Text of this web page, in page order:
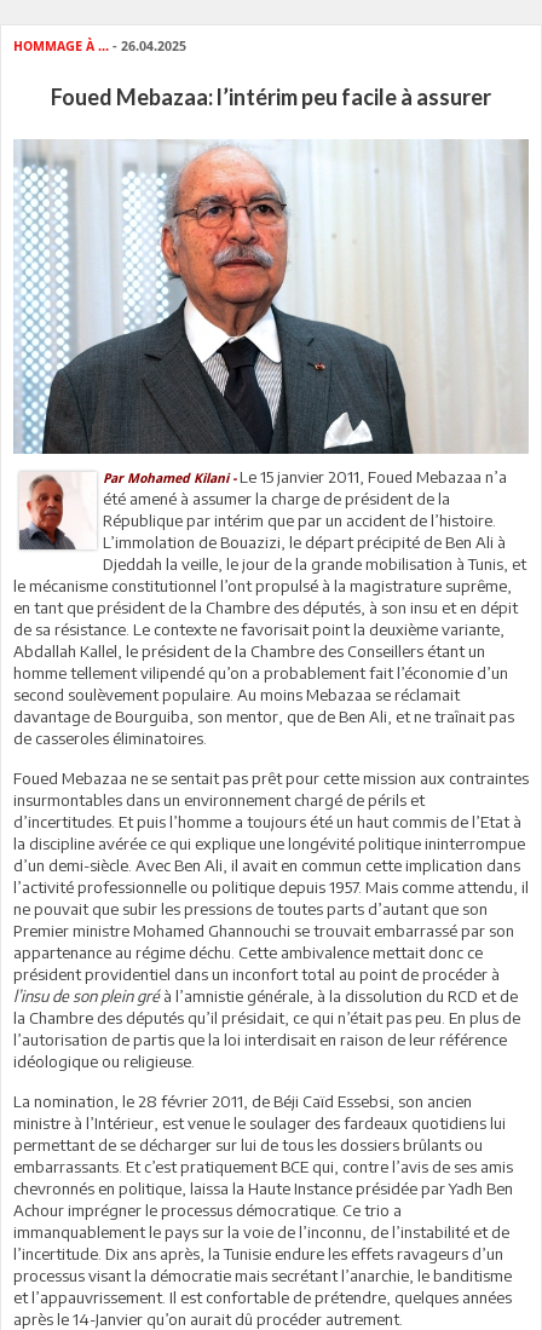
HOMMAGE À ... - 26.04.2025
Foued Mebazaa: l’intérim peu facile à assurer
Par Mohamed Kilani -Le 15 janvier 2011, Foued Mebazaa n’a
été amené à assumer la charge de président de la
République par intérim que par un accident de l’histoire.
L’immolation de Bouazizi, le départ précipité de Ben Ali à
Djeddah la veille, le jour de la grande mobilisation à Tunis, et
le mécanisme constitutionnel l’ont propulsé à la magistrature suprême,
en tant que président de la Chambre des députés, à son insu et en dépit
de sa résistance. Le contexte ne favorisait point la deuxième variante,
Abdallah Kallel, le président de la Chambre des Conseillers étant un
homme tellement vilipendé qu’on a probablement fait l’économie d’un
second soulèvement populaire. Au moins Mebazaa se réclamait
davantage de Bourguiba, son mentor, que de Ben Ali, et ne traînait pas
de casseroles éliminatoires.
Foued Mebazaa ne se sentait pas prêt pour cette mission aux contraintes
insurmontables dans un environnement chargé de périls et
d’incertitudes. Et puis l’homme a toujours été un haut commis de l’Etat à
la discipline avérée ce qui explique une longévité politique ininterrompue
d’un demi-siècle. Avec Ben Ali, il avait en commun cette implication dans
l’activité professionnelle ou politique depuis 1957. Mais comme attendu, il
ne pouvait que subir les pressions de toutes parts d’autant que son
Premier ministre Mohamed Ghannouchi se trouvait embarrassé par son
appartenance au régime déchu. Cette ambivalence mettait donc ce
président providentiel dans un inconfort total au point de procéder à
l’insu de son plein gréà l’amnistie générale, à la dissolution du RCD et de
la Chambre des députés qu’il présidait, ce qui n’était pas peu. En plus de
l’autorisation de partis que la loi interdisait en raison de leur référence
idéologique ou religieuse.
La nomination, le 28 février 2011, de Béji Caïd Essebsi, son ancien
ministre à l’Intérieur, est venue le soulager des fardeaux quotidiens lui
permettant de se décharger sur lui de tous les dossiers brûlants ou
embarrassants. Et c’est pratiquement BCE qui, contre l’avis de ses amis
chevronnés en politique, laissa la Haute Instance présidée par Yadh Ben
Achour imprégner le processus démocratique. Ce trio a
immanquablement le pays sur la voie de l’inconnu, de l’instabilité et de
l’incertitude. Dix ans après, la Tunisie endure les effets ravageurs d’un
processus visant la démocratie mais secrétant l’anarchie, le banditisme
et l’appauvrissement. Il est confortable de prétendre, quelques années
après le 14-Janvier qu’on aurait dû procéder autrement.